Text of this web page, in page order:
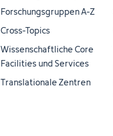
Forschungsgruppen A-Z
Cross-Topics
Wissenschaftliche Core
Facilities und Services
Translationale Zentren